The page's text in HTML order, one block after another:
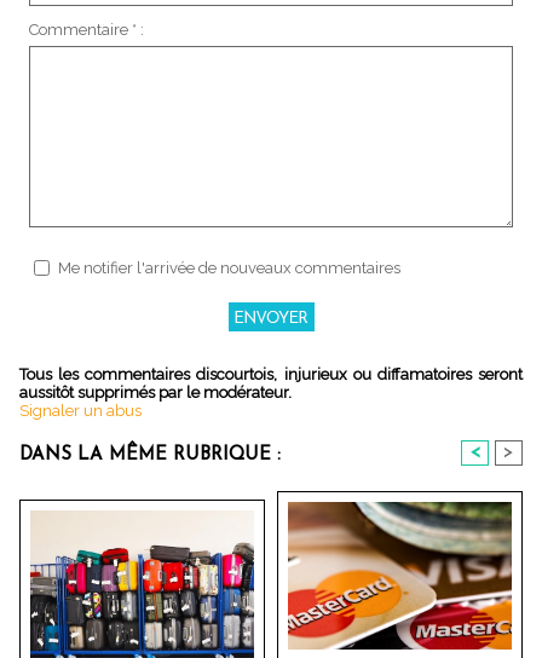
Commentaire * :
Me notifier l'arrivée de nouveaux commentaires
Tous les commentaires discourtois, injurieux ou diffamatoires seront
aussitôt supprimés par le modérateur.
Signaler un abus
DANS LA MÊME RUBRIQUE : < >